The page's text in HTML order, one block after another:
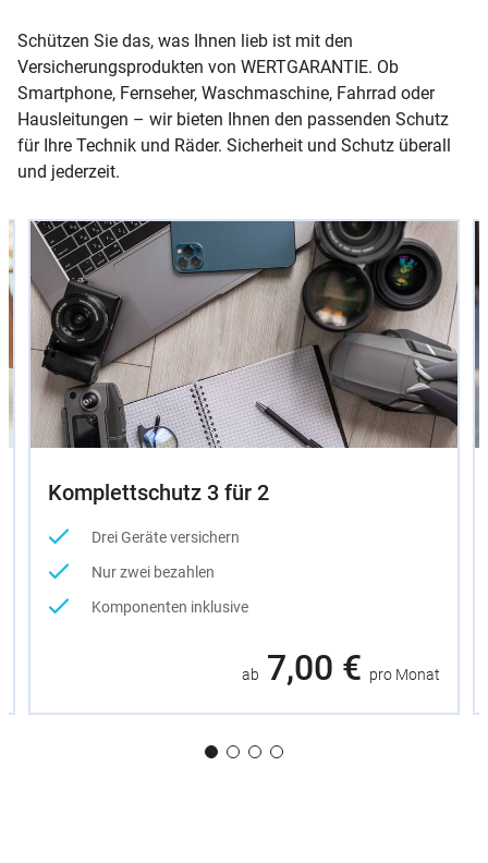
Schützen Sie das, was Ihnen lieb ist mit den
Versicherungsprodukten von WERTGARANTIE. Ob
Smartphone, Fernseher, Waschmaschine, Fahrrad oder
Hausleitungen – wir bieten Ihnen den passenden Schutz
für Ihre Technik und Räder. Sicherheit und Schutz überall
und jederzeit.
Slider
Instructions
Komplettschutz 3 für 2
Drei Geräte versichern
Nur zwei bezahlen
Komponenten inklusive
ab 7,00 € pro Monat